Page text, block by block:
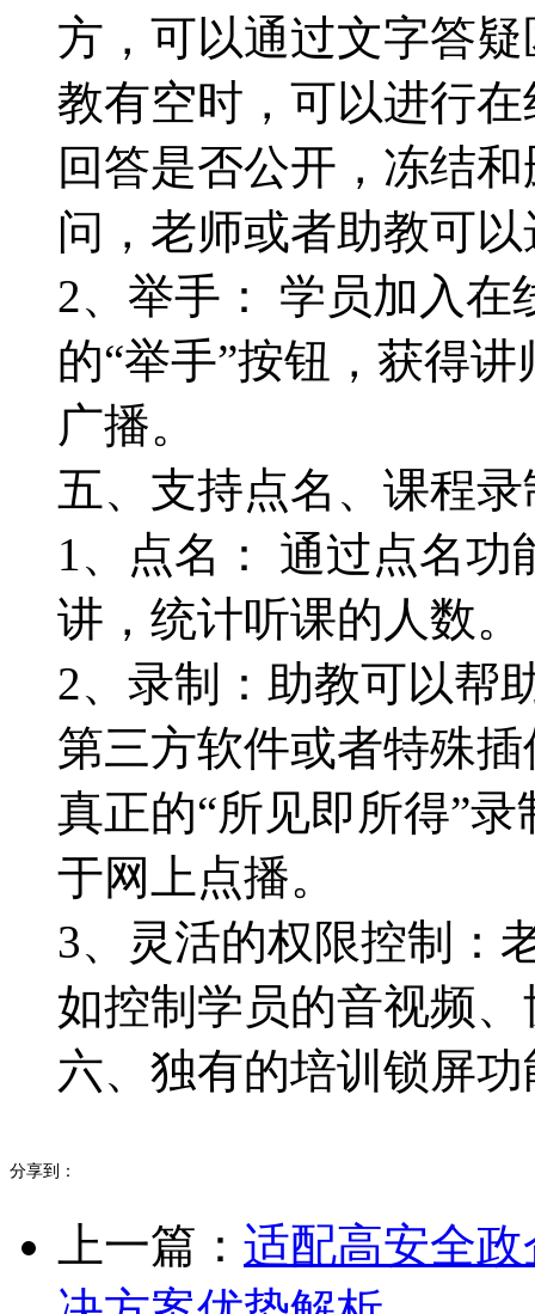
方，可以通过文字答
教有空时，可以进行
回答是否公开，冻结
问，老师或者助教可
2、举手： 学员加入
的“举手”按钮，获得
广播。
五、支持点名、课程
1、点名： 通过点名
讲，统计听课的人数。
2、录制：助教可以帮
第三方软件或者特殊
真正的“所见即所得”
于网上点播。
3、灵活的权限控制：
如控制学员的音视频
六、独有的培训锁屏
分享到：
上一篇： 适配高安全